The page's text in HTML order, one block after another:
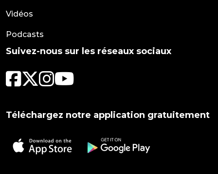
Vidéos
Podcasts
Suivez-nous sur les réseaux sociaux
Téléchargez notre application gratuitement